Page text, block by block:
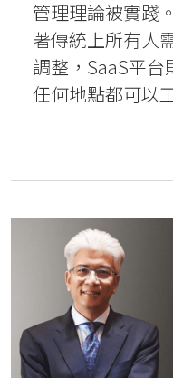
管理理論被實踐
著傳統上所有人
調整，SaaS平
任何地點都可以